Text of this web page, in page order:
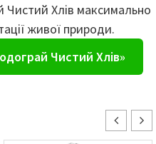
Чистий Хлів максимально
живої природи.
Чистий Хлів»